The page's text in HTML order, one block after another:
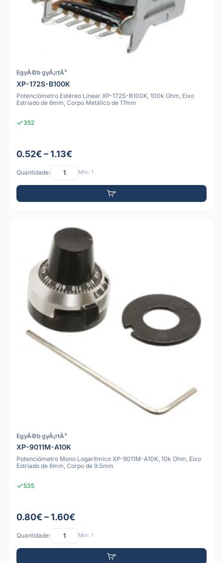
EgyÃ©b gyÃ¡rtÃ³
XP-172S-B100K
Potenciómetro Estéreo Linear XP-172S-B100K, 100k Ohm, Eixo
Estriado de 6mm, Corpo Metálico de 17mm
352
0.52€ – 1.13€
Quantidade: Mín: 1
EgyÃ©b gyÃ¡rtÃ³
XP-9011M-A10K
Potenciómetro Mono Logarítmico XP-9011M-A10K, 10k Ohm, Eixo
Estriado de 6mm, Corpo de 9.5mm
535
0.80€ – 1.60€
Quantidade: Mín: 1